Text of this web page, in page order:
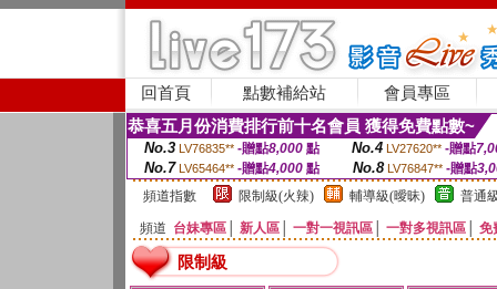
回首頁 點數補給站 會員專區
恭喜五月份消費排行前十名會員 獲得免費點數~
No.3 LV76835** -贈點8,000點 No.4 LV27620** -贈點
No.7 LV65464** -贈點4,000 點 No.8 LV76847** -贈點
頻道指數
限制級(火辣) 輔導級(曖昧) 普通
頻道 台妹專區 新人區 一對一視訊區 一對多視訊區 免
限制級